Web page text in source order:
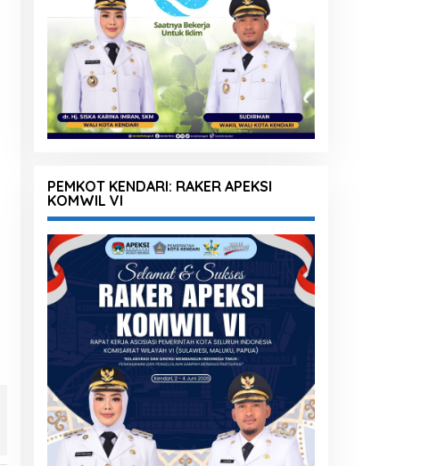
PEMKOT KENDARI: RAKER APEKSI
KOMWIL VI